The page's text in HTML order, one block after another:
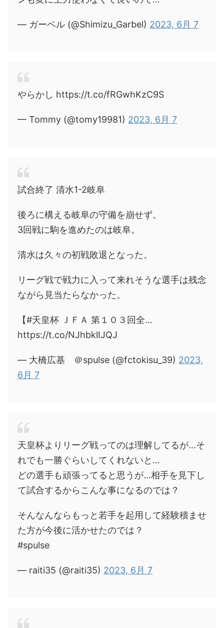
— ガーベル (@Shimizu_Garbel) 2023, 6月 7
やらかし https://t.co/fRGwhKzC9S
— Tommy (@tomy19981) 2023, 6月 7
試合終了 清水1-2岐阜
後ろに構える岐阜の守備を崩せず。
3回戦に駒を進めたのは岐阜。
清水は久々の初戦敗退となった。
リーグ戦で戦力に入って来れそうな選手は残念
ながら見当たらなかった。
【#天皇杯 ＪＦＡ 第１０３回全…
https://t.co/NJhbklIJQJ
— 大橋広基 ＠spulse (@fctokisu_39) 2023,
6月 7
天皇杯よりリーグ戦ってのは理解してるが…そ
れでも一勝ぐらいしてくれないと…
どの選手も頑張ってると思うが…相手を見下し
て試合するからこんな事になるのでは？
そんなんならもっと若手を起用して経験積ませ
た方が今後に活かせたのでは？
#spulse
— raiti35 (@raiti35) 2023, 6月 7